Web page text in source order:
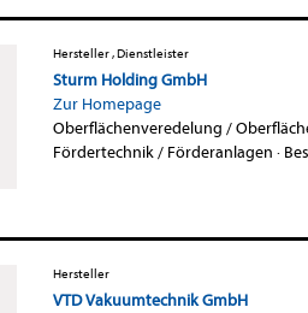
Hersteller , Dienstleister
Sturm Holding GmbH
Zur Homepage
Oberflächenveredelung /
Fördertechnik / Förderanlagen ·
Hersteller
VTD Vakuumtechnik GmbH